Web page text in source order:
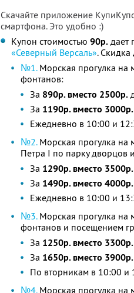
Скачайте приложение
смартфона. Это удобно :)
Купон стоимостью 90р. дает
«Северный Версаль».
№1.Морская прогулка на
фонтанов:
За 890р. вместо 2500р.
За 1190р. вместо 3000р.
Ежедневно в 10:00 и
№2.Морская прогулка на
Петра I по парку дворцов
За 1290р. вместо 3500р.
За 1490р. вместо 4000р.
Ежедневно в 10:00 и
№3.Морская прогулка на
фонтанов и посещением
За 1250р. вместо 3300р.
За 1650р. вместо 3900р.
По вторникам в 10:00 и
№4.Морская прогулка на